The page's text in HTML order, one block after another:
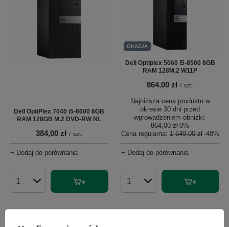
Dell OptiPlex 7040 i5-6600 8GB
RAM 128GB M.2 DVD-RW NL
384,00 zł / szt.
+ Dodaj do porównania
Ilość produktów
OKAZJA
Dell Optiplex 5060 i5-8500 8GB
RAM 128M.2 W11P
864,00 zł / szt.
Najniższa cena produktu w
okresie 30 dni przed
wprowadzeniem obniżki:
864,00 zł 0%
Cena regularna:1 649,00 zł -48%
+ Dodaj do porównania
Ilość produktów